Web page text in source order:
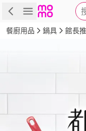
商品
餐廚用品 鍋具 館長